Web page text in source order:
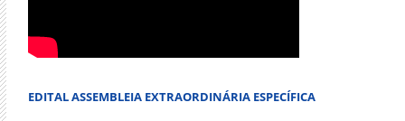
EDITAL ASSEMBLEIA EXTRAORDINÁRIA ESPECÍFICA